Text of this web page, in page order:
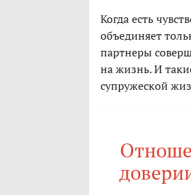
Когда есть
объединяет
партнеры
на жизнь. И
супружеской